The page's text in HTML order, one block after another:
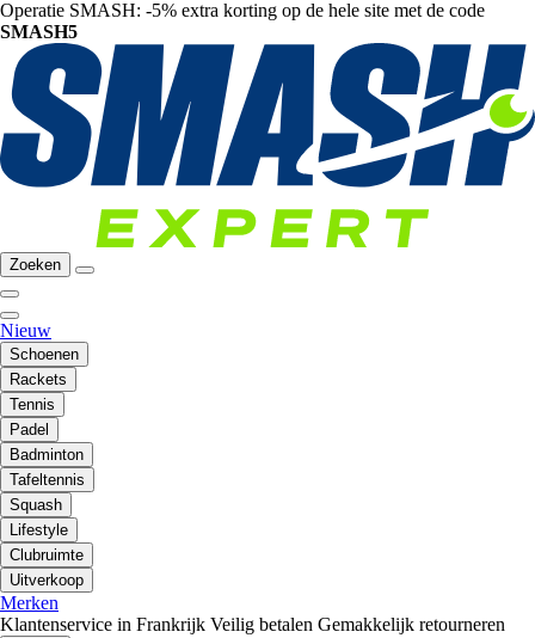
Operatie SMASH: -5% extra korting op de hele site met de code
SMASH5
Zoeken
Nieuw
Schoenen
Rackets
Tennis
Padel
Badminton
Tafeltennis
Squash
Lifestyle
Clubruimte
Uitverkoop
Merken
Klantenservice in Frankrijk Veilig betalen Gemakkelijk retourneren